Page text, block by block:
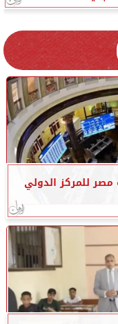
للمركز الدولي